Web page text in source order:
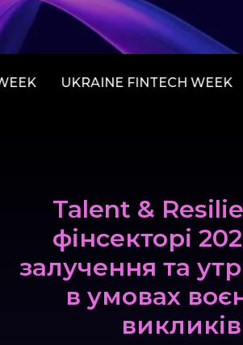
UKRAINE FINTECH WEEK
Talent &
фінсекторі
залучення та
в умовах
викликів